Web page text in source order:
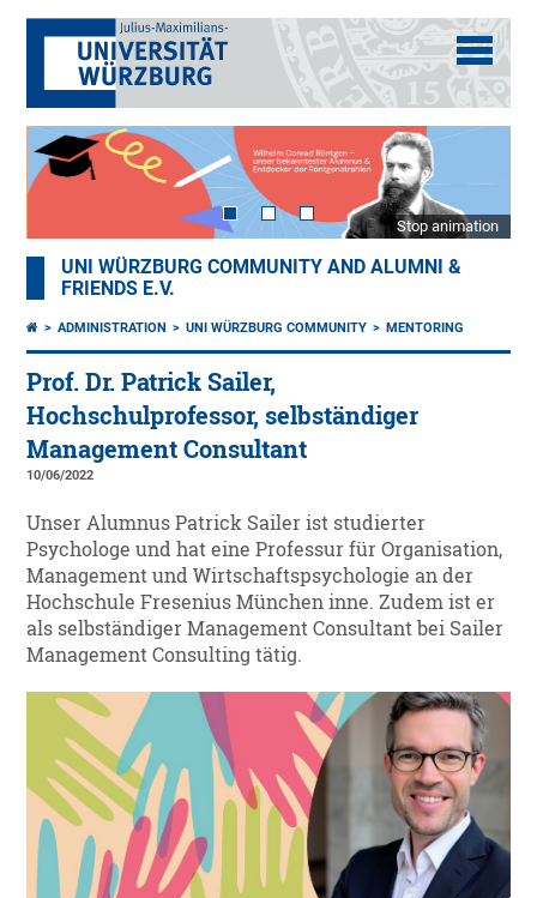
Stop animation
UNI WÜRZBURG COMMUNITY AND ALUMNI &
FRIENDS E.V.
ADMINISTRATION UNI WÜRZBURG COMMUNITY MENTORING
Prof. Dr. Patrick Sailer,
Hochschulprofessor, selbständiger
Management Consultant
10/06/2022
Unser Alumnus Patrick Sailer ist studierter
Psychologe und hat eine Professur für Organisation,
Management und Wirtschaftspsychologie an der
Hochschule Fresenius München inne. Zudem ist er
als selbständiger Management Consultant bei Sailer
Management Consulting tätig.